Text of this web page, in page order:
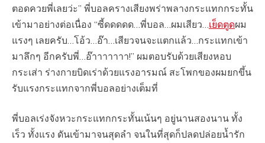
ตอดควยพี่เลยว่ะ” พี่บอลครางเสียงพร่าพลางกระแทกกระทั้น
เข้ามาอย่างต่อเนื่อง “ซี้ดดดดด…พี่บอล…ผมเสียว…เย็ดตูดผม
แรงๆ เลยครับ…โอ้ว…อ๊า…เสียวจนจะแตกแล้ว…กระแทกเข้า
มาลึกๆ อีกครับพี่…อ๊าาาาาาา!” ผมตอบรับด้วยเสียงหอบ
กระเส่า ร่างกายบิดเร่าด้วยแรงอารมณ์ สะโพกของผมยกขึ้น
รับแรงกระแทกจากพี่บอลอย่างเต็มที่
พี่บอลเร่งจังหวะกระแทกกระทั้นเน้นๆ อยู่นานสองนาน ทั้ง
เร็ว ทั้งแรง ดันเข้ามาจนสุดลำ จนในที่สุดก็ปลดปล่อยน้ำรัก